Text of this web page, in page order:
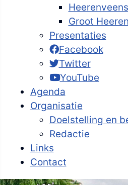
Groot
Presentaties
Facebook
Twitter
YouTube
Agenda
Organisatie
Doelstelling en
Redactie
Links
Contact